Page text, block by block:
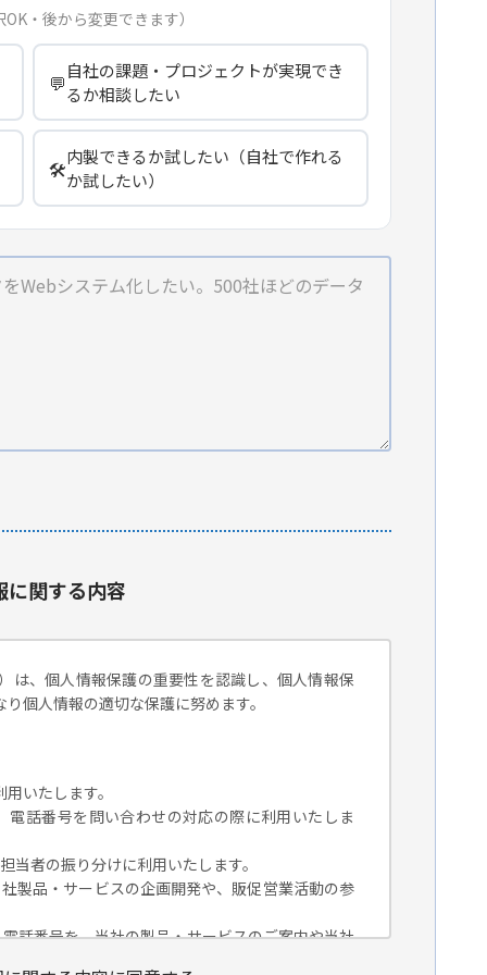
・後から変更できます）
💬自社の課題・プロジェクトが実現でき
るか相談したい
🛠️内製できるか試したい（自社で作れる
か試したい）
に関する内容
は、個人情報保護の重要性を認識し、個人情報保
個人情報の適切な保護に努めます。
いたします。
話番号を問い合わせの対応の際に利用いたしま
者の振り分けに利用いたします。
製品・サービスの企画開発や、販促営業活動の参
話番号を、当社の製品・サービスのご案内や当社